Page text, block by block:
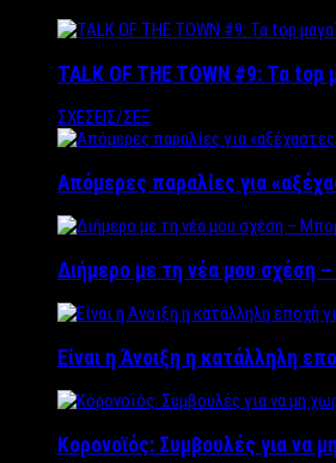
TALK OF THE TOWN #9: Τα top
ΣΧΕΣΕΙΣ/ΣΕΞ
Απόμερες παραλίες για
Διήμερο με τη νέα μου σχέση
Είναι η Άνοιξη η κατάλληλη
Κορονοϊός: Συμβουλές για να